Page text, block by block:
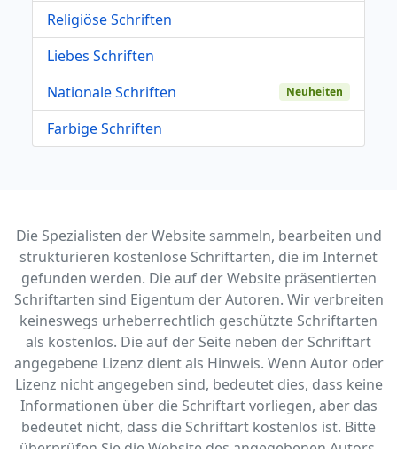
Religiöse Schriften
Liebes Schriften
Nationale Schriften
Neuheiten
Farbige Schriften
Die Spezialisten der Website sammeln, bearbeiten und
strukturieren kostenlose Schriftarten, die im Internet
gefunden werden. Die auf der Website präsentierten
Schriftarten sind Eigentum der Autoren. Wir verbreiten
keineswegs urheberrechtlich geschützte Schriftarten
als kostenlos. Die auf der Seite neben der Schriftart
angegebene Lizenz dient als Hinweis. Wenn Autor oder
Lizenz nicht angegeben sind, bedeutet dies, dass keine
Informationen über die Schriftart vorliegen, aber das
bedeutet nicht, dass die Schriftart kostenlos ist. Bitte